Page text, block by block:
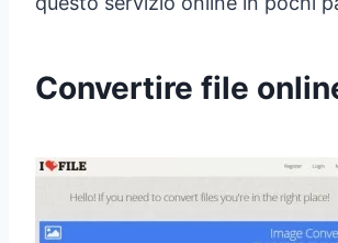
Convertire file